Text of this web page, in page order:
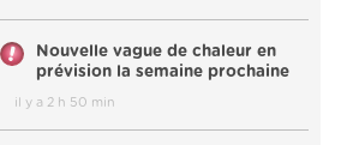
Nouvelle vague de chaleur en
prévision la semaine prochaine
il y a 2 h 50 min